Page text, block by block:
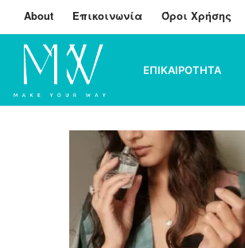
About Επικοινωνία Όροι Χρήσης
ΕΠΙΚΑΙΡΟΤΗΤΑ